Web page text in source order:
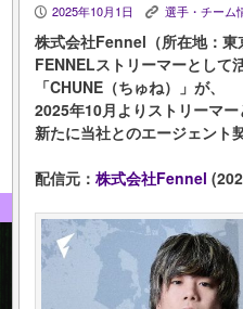
P 2025年10月1日 K 選手・チーム
株式会社Fennel（所在地：
FENNELストリーマーとし
「CHUNE（ちゅね）」が、
2025年10月よりストリーマ
新たに当社とのエージェント
配信元： 株式会社Fennel